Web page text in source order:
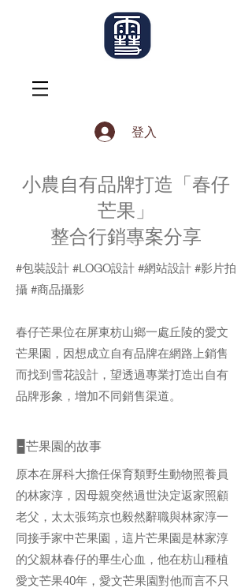
登入
小農自有品牌打造「春仔
芒果」
整合行銷專案分享
#包裝設計 #LOGO設計 #網站設計 #影片拍
攝 #商品攝影
春仔芒果位在屏東枋山鄉一處丘陵的愛文
芒果園，因想成立自有品牌在網路上銷售
而找到雪花設計，望透過專業打造出自有
品牌形象，增加不同銷售渠道。
🁢芒果園的故事
原本在屏科大擔任保育類野生動物照養員
的林家淳，因母親突然過世決定返家照顧
老父，太太張筠京也毅然辭職與林家淳一
同接手家中芒果園，這片芒果園是林家淳
的父親林春仔的畢生心血，他在枋山種植
愛文芒果40年，愛文芒果園對他而言不只